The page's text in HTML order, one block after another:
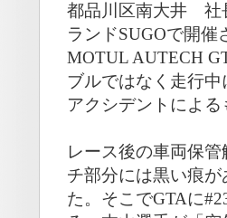
都品川区南大井 社
ランドSUGOで開
MOTUL AUTECH
ブルではなく走行
アクシデントによ
レース後の車両保
チ部分には黒い痕
た。そこでGTAに